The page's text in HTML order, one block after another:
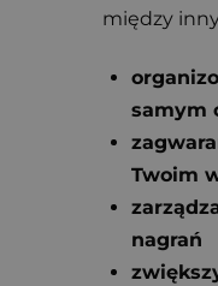
między
samym
Twoim
nagrań